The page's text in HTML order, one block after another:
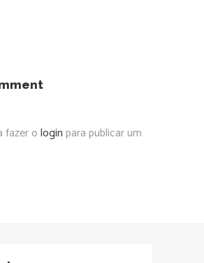
fazer ologinpara publicar um